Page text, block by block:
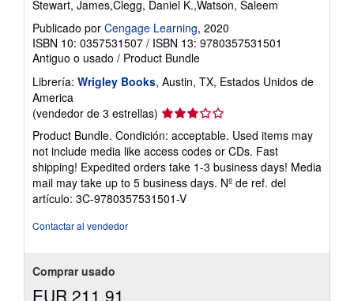
e
n
v
í
Stewart, James,Clegg, Daniel K.,Watson, Saleem
Publicado por Cengage Learning, 2020
ISBN 10: 0357531507 / ISBN 13: 9780357531501
Antiguo o usado / Product Bundle
Librería: Wrigley Books, Austin, TX, Estados Unidos de
America
(vendedor de 3 estrellas) Calificación
vendedor:
3
de
5
estrellas
Product Bundle. Condición: acceptable. Used items may
not include media like access codes or CDs. Fast
shipping! Expedited orders take 1-3 business days! Media
mail may take up to 5 business days. Nº de ref. del
artículo: 3C-9780357531501-V
Contactar al vendedor
Comprar usado
EUR 211,91